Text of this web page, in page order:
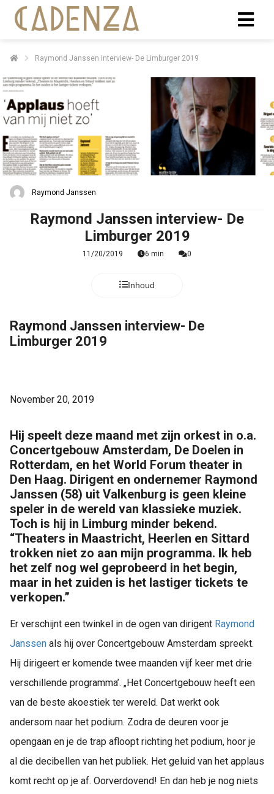
Raymond Janssen interview- De Limburger 2019
Raymond Janssen
Raymond Janssen interview- De
Limburger 2019
11/20/2019 6 min 0
Inhoud
Raymond Janssen interview- De
Limburger 2019
November 20, 2019
Hij speelt deze maand met zijn orkest in o.a.
Concertgebouw Amsterdam, De Doelen in
Rotterdam, en het World Forum theater in
Den Haag. Dirigent en ondernemer Raymond
Janssen (58) uit Valkenburg is geen kleine
speler in de wereld van klassieke muziek.
Toch is hij in Limburg minder bekend.
“Theaters in Maastricht, Heerlen en Sittard
trokken niet zo aan mijn programma. Ik heb
het zelf nog wel geprobeerd in het begin,
maar in het zuiden is het lastiger tickets te
verkopen.”
Er verschijnt een twinkel in de ogen van dirigent Raymond
Janssen als hij over Concertgebouw Amsterdam spreekt.
Hij dirigeert er komende twee maanden vijf keer met drie
verschillende programma’. „Het Concertgebouw heeft een
van de beste akoestiek ter wereld. Dat werkt ook
andersom naar het podium. Zodra de deuren voor je
opengaan en je de trap afloopt richting het podium, hoor je
al die decibellen van het publiek. Het geluid van het applaus
komt recht op je af. Oorverdovend! En dan heb je nog niets